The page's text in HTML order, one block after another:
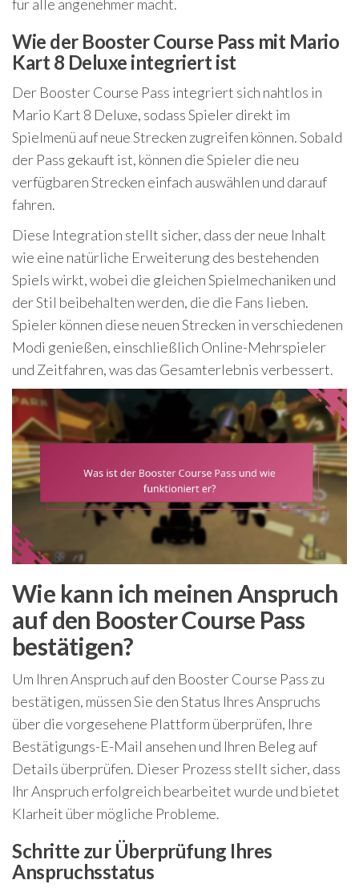
für alle angenehmer macht.
Wie der Booster Course Pass mit Mario
Kart 8 Deluxe integriert ist
Der Booster Course Pass integriert sich nahtlos in
Mario Kart 8 Deluxe, sodass Spieler direkt im
Spielmenü auf neue Strecken zugreifen können. Sobald
der Pass gekauft ist, können die Spieler die neu
verfügbaren Strecken einfach auswählen und darauf
fahren.
Diese Integration stellt sicher, dass der neue Inhalt
wie eine natürliche Erweiterung des bestehenden
Spiels wirkt, wobei die gleichen Spielmechaniken und
der Stil beibehalten werden, die die Fans lieben.
Spieler können diese neuen Strecken in verschiedenen
Modi genießen, einschließlich Online-Mehrspieler
und Zeitfahren, was das Gesamterlebnis verbessert.
Wie kann ich meinen Anspruch
auf den Booster Course Pass
bestätigen?
Um Ihren Anspruch auf den Booster Course Pass zu
bestätigen, müssen Sie den Status Ihres Anspruchs
über die vorgesehene Plattform überprüfen, Ihre
Bestätigungs-E-Mail ansehen und Ihren Beleg auf
Details überprüfen. Dieser Prozess stellt sicher, dass
Ihr Anspruch erfolgreich bearbeitet wurde und bietet
Klarheit über mögliche Probleme.
Schritte zur Überprüfung Ihres
Anspruchsstatus